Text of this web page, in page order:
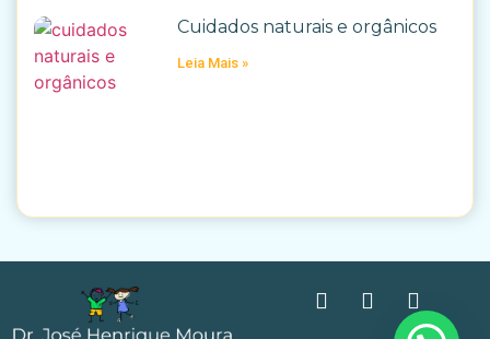
Cuidados naturais e orgânicos
Leia Mais »